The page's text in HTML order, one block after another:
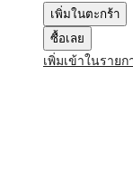
เพิ่มในตะกร้า
ซื้อเลย
เพิ่มเข้าในรายก